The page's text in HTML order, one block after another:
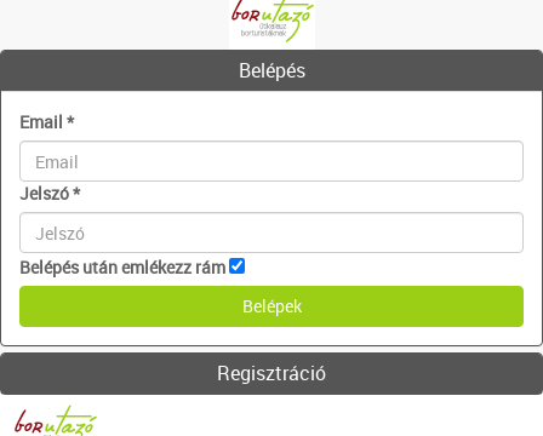
Belépés
Email *
Jelszó*
Belépés után emlékezz rám
Regisztráció